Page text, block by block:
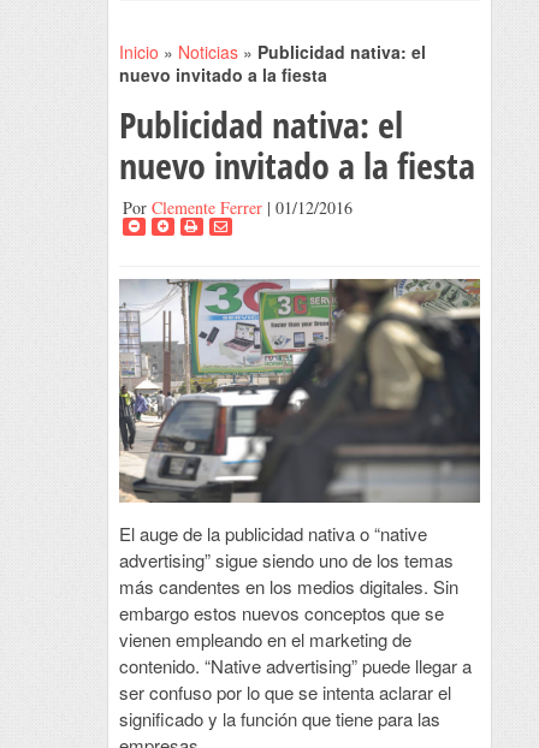
Inicio » Noticias» Publicidad nativa: el
nuevo invitado a la fiesta
Publicidad nativa: el
nuevo invitado a la fiesta
Por Clemente Ferrer| 01/12/2016
El auge de la publicidad nativa o “native
advertising” sigue siendo uno de los temas
más candentes en los medios digitales. Sin
embargo estos nuevos conceptos que se
vienen empleando en el marketing de
contenido. “Native advertising” puede llegar a
ser confuso por lo que se intenta aclarar el
significado y la función que tiene para las